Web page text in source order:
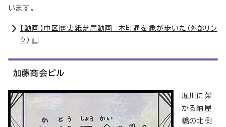
います。
【動画】中区歴史紙芝居動画 本町通を象が歩いた （外部リン
ク）
加藤商会ビル
堀川に架
かる納屋
橋の北側